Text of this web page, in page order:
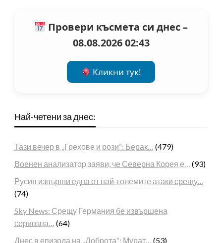
Провери късмета си днес –
08.08.2026 02:43
Кликни тук!
Най-четени за днес:
Тази вечер в „Грехове и рози“: Берак… (479)
Военен анализатор заяви, че Северна Корея е… (93)
Русия извърши една от най-големите атаки срещу…
(74)
Sky News: Срещу Германия бе извършена
сериозна… (64)
Днес в епизода на „Доброта“: Мурат… (53)